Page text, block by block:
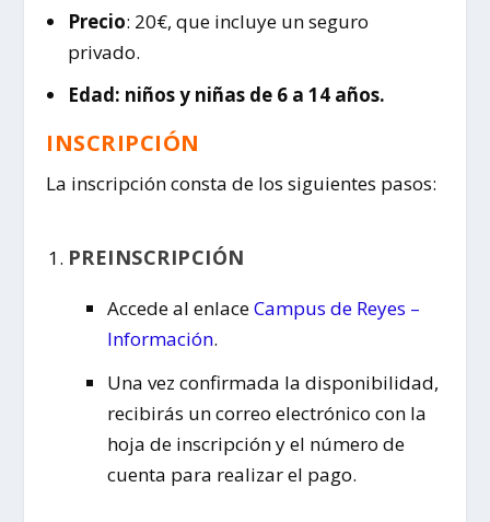
Precio: 20€, que incluye un seguro
privado.
Edad: niños y niñas de 6 a 14 años.
INSCRIPCIÓN
La inscripción consta de los siguientes pasos:
PREINSCRIPCIÓN
Accede al enlaceCampus de Reyes –
Información.
Una vez confirmada la disponibilidad,
recibirás un correo electrónico con la
hoja de inscripción y el número de
cuenta para realizar el pago.